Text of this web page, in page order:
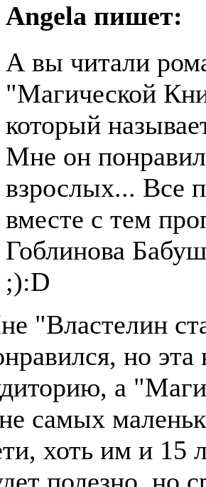
Angela пишет:
А вы читали
"Магической
который
Мне он
взрослых... Все
вместе с тем
Гоблинова
;):D
"Властелин
но эта
а
самых
хоть им и 15